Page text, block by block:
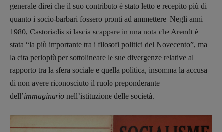
[michielin.elisabetta@gmail.com]
Coordinamento News in breve:
Anna da Re
[anna.dare.comunicazione@gmail.com]
Coordinamento Fumetti:
com]
Coordinamento Pulp for kids e social
media:
generale direi che il suo contributo è stato letto e recepito più di
quanto i socio-barbari fossero pronti ad ammettere. Negli anni
1980, Castoriadis si lascia scappare in una nota che Arendt è
stata “la più importante tra i filosofi politici del Novecento”, ma
la cita perlopiù per sottolineare le sue divergenze relative al
rapporto tra la sfera sociale e quella politica, insomma la accusa
di non avere riconosciuto il ruolo preponderante
dell’immaginario nell’istituzione delle società.